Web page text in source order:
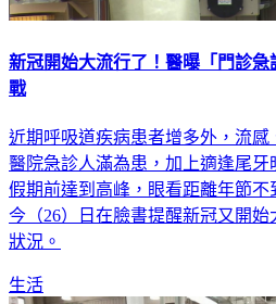
新冠開始大流行了！醫曝「門診
戰
近期呼吸道疾病患者增多外，流感
醫院急診人滿為患，加上適逢尾
假期前達到高峰，眼看距離年節不
今（26）日在臉書提醒新冠又開
狀況。
生活